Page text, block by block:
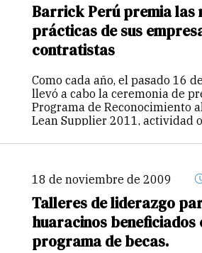
Barrick Perú premia las
prácticas de sus
contratistas
Como cada año, el pasado 16
llevó a cabo la ceremonia de
Programa de Reconocimiento
Lean Supplier 2011, actividad
el objetivo de hacer un…
18 de noviembre de 2009
Talleres de liderazgo
huaracinos beneficiados
programa de becas.